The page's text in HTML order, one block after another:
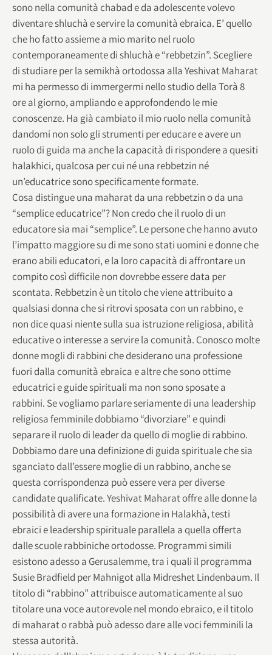
sono nella comunità chabad e da adolescente volevo
diventare shluchà e servire la comunità ebraica. E’ quello
che ho fatto assieme a mio marito nel ruolo
contemporaneamente di shluchà e “rebbetzin”. Scegliere
di studiare per la semikhà ortodossa alla Yeshivat Maharat
mi ha permesso di immergermi nello studio della Torà 8
ore al giorno, ampliando e approfondendo le mie
conoscenze. Ha già cambiato il mio ruolo nella comunità
dandomi non solo gli strumenti per educare e avere un
ruolo di guida ma anche la capacità di rispondere a quesiti
halakhici, qualcosa per cui né una rebbetzin né
un’educatrice sono specificamente formate.
Cosa distingue una maharat da una rebbetzin o da una
“semplice educatrice”? Non credo che il ruolo di un
educatore sia mai “semplice”. Le persone che hanno avuto
l’impatto maggiore su di me sono stati uomini e donne che
erano abili educatori, e la loro capacità di affrontare un
compito così difficile non dovrebbe essere data per
scontata. Rebbetzin è un titolo che viene attribuito a
qualsiasi donna che si ritrovi sposata con un rabbino, e
non dice quasi niente sulla sua istruzione religiosa, abilità
educative o interesse a servire la comunità. Conosco molte
donne mogli di rabbini che desiderano una professione
fuori dalla comunità ebraica e altre che sono ottime
educatrici e guide spirituali ma non sono sposate a
rabbini. Se vogliamo parlare seriamente di una leadership
religiosa femminile dobbiamo “divorziare” e quindi
separare il ruolo di leader da quello di moglie di rabbino.
Dobbiamo dare una definizione di guida spirituale che sia
sganciato dall’essere moglie di un rabbino, anche se
questa corrispondenza può essere vera per diverse
candidate qualificate. Yeshivat Maharat offre alle donne la
possibilità di avere una formazione in Halakhà, testi
ebraici e leadership spirituale parallela a quella offerta
dalle scuole rabbiniche ortodosse. Programmi simili
esistono adesso a Gerusalemme, tra i quali il programma
Susie Bradfield per Mahnigot alla Midreshet Lindenbaum. Il
titolo di “rabbino” attribuisce automaticamente al suo
titolare una voce autorevole nel mondo ebraico, e il titolo
di maharat o rabbà può adesso dare alle voci femminili la
stessa autorità.